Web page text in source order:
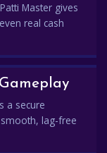
Master gives
real cash
a secure
lag-free